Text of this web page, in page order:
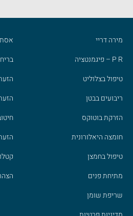
מירה דריי
P R – פיגמנטציה
טיפול בצלוליט
ריבועים בבטן
הזרקת בוטוקס
חומצה היאלורונית
טיפול בחמצן
מתיחת פנים
שריפת שומן